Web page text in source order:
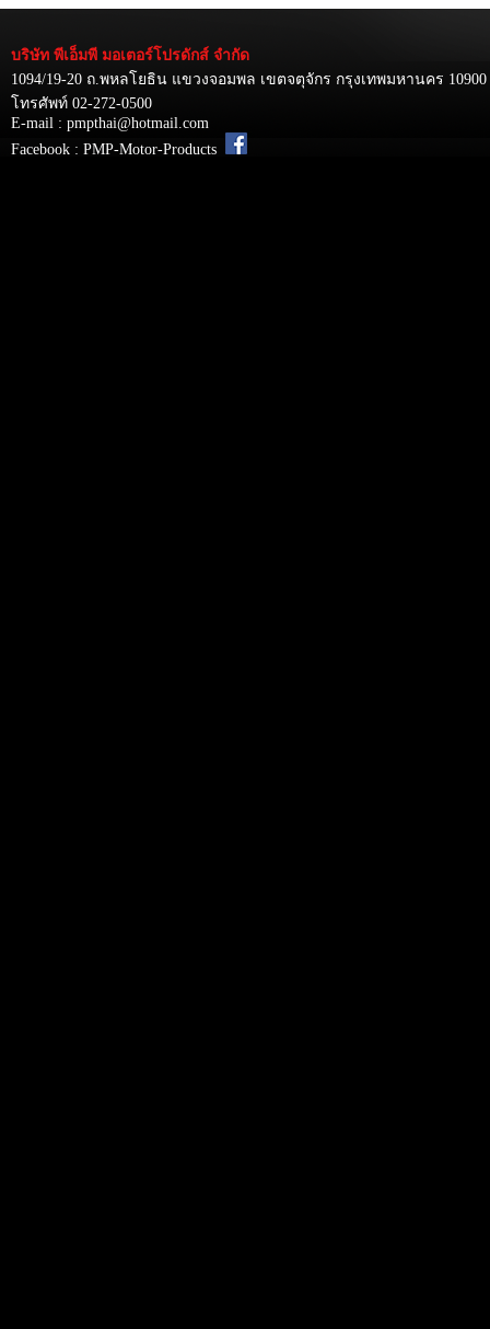
บริษัท พีเอ็มพี มอเตอร์โปรดักส์ จำกัด
1094/19-20 ถ.พหลโยธิน แขวงจอมพล เขตจตุจักร กรุงเทพมหานคร 10900
โทรศัพท์ 02-272-0500
E-mail : pmpthai@hotmail.com
Facebook : PMP-Motor-Products